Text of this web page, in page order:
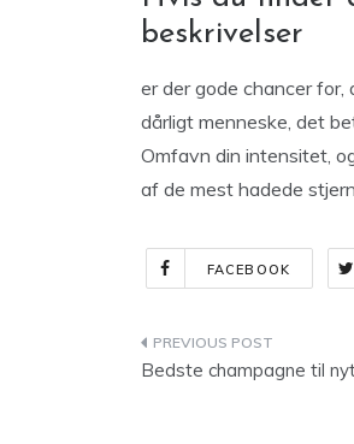
beskrivelser
er der gode chancer
dårligt menneske, det
Omfavn din intensitet,
af de mest hadede
FACEBOOK
Bedste champagne til